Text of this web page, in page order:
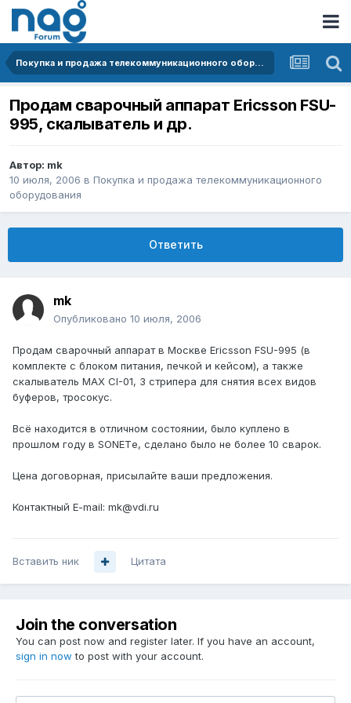
Покупка и продажа телекоммуникационного оборудования
Продам сварочный аппарат Ericsson FSU-
995, скалыватель и др.
Автор: mk
10 июля, 2006 в Покупка и продажа телекоммуникационного
оборудования
Ответить
mk
Опубликовано 10 июля, 2006
Продам сварочный аппарат в Москве Ericsson FSU-995 (в
комплекте с блоком питания, печкой и кейсом), а также
скалыватель MAX CI-01, 3 стрипера для снятия всех видов
буферов, тросокус.
Всё находится в отличном состоянии, было куплено в
прошлом году в SONETе, сделано было не более 10 сварок.
Цена договорная, присылайте ваши предложения.
Контактный E-mail: mk@vdi.ru
Вставить ник Цитата
Join the conversation
You can post now and register later. If you have an account,
sign in now to post with your account.